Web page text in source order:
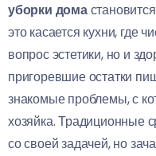
уборки дома
это касается кухни, где
вопрос эстетики, но и
пригоревшие остатки
знакомые проблемы, с
хозяйка. Традиционные
со своей задачей, но